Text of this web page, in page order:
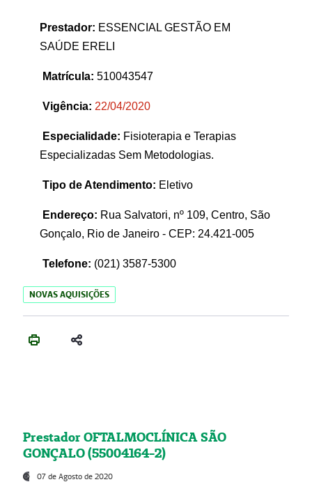
Prestador: ESSENCIAL GESTÃO EM
SAÚDE ERELI
Matrícula: 510043547
Vigência: 22/04/2020
Especialidade: Fisioterapia e Terapias
Especializadas Sem Metodologias.
Tipo de Atendimento: Eletivo
Endereço: Rua Salvatori, nº 109, Centro, São
Gonçalo, Rio de Janeiro - CEP: 24.421-005
Telefone: (021) 3587-5300
NOVAS AQUISIÇÕES
Prestador OFTALMOCLÍNICA SÃO
GONÇALO (55004164-2)
07 de Agosto de 2020